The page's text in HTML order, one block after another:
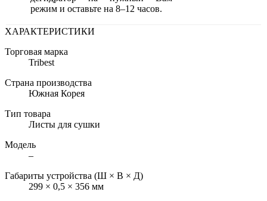
режим и оставьте на 8–12 часов.
ХАРАКТЕРИСТИКИ
Торговая марка
Tribest
Страна производства
Южная Корея
Тип товара
Листы для сушки
Модель
–
Габариты устройства (Ш × В × Д)
299 × 0,5 × 356 мм